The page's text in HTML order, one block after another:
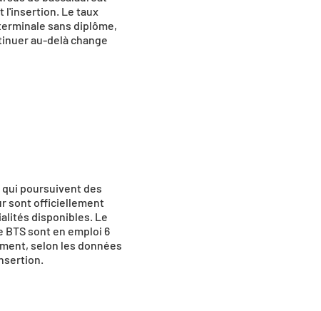
l'insertion. Le taux
sans diplôme,
au-delà change
poursuivent des
sont officiellement
disponibles. Le
sont en emploi 6
selon les données